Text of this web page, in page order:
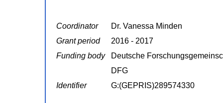
Coordinator
Dr. Vanessa Minden
Grant period
2016 - 2017
Funding body
Deutsche
DFG
Identifier
G:(GEPRIS)289574330